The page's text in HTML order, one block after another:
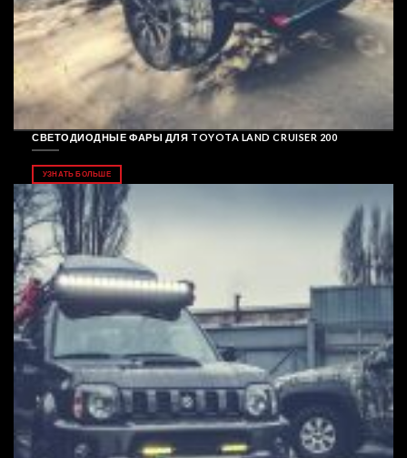
СВЕТОДИОДНЫЕ ФАРЫ ДЛЯ TOYOTA LAND CRUISER 200
УЗНАТЬ БОЛЬШЕ